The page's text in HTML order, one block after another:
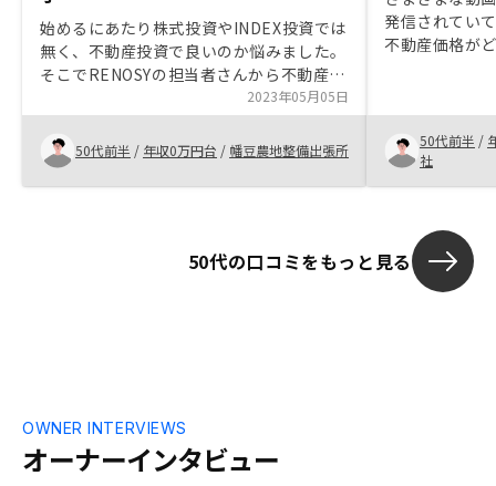
始めるにあたり株式投資やINDEX投資では
無く、不動産投資で良いのか悩みました。
そこでRENOSYの担当者さんから不動産投
資の良い所、特にインフレ対策等について
説明を受け不動産投資をする事に決めまし
た。 又、RENOCYの提供する中でも特に
良い物件を紹介してもらったので、
RENOSYで運用する事に決めました。他社
2023年05月05日
50代前半 / 年収0万円台 / 幡豆農地整備出張所
発信されてい
不動産価格が
のではないか
投資会社から
来るのですが
しかないので
をしていた時
らアウトバウ
めようかとも
50代前半 /
社
50代の口コミをもっと見る
オーナーインタビュー
OWNER INTERVIEWS